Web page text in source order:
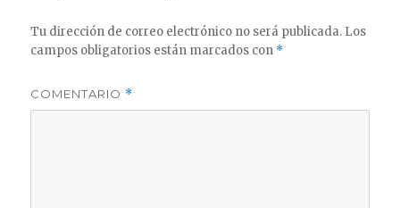
Tu dirección de correo electrónico no será publicada. Los
campos obligatorios están marcados con *
COMENTARIO *